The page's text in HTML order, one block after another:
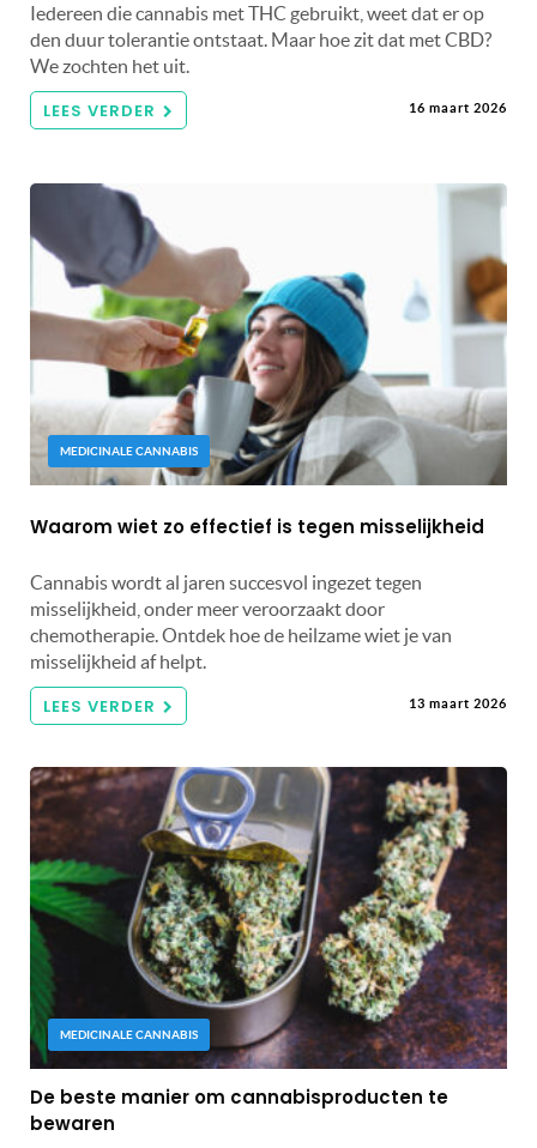
Iedereen die cannabis met THC gebruikt, weet dat er op
den duur tolerantie ontstaat. Maar hoe zit dat met CBD?
We zochten het uit.
LEES VERDER 16 maart 2026
MEDICINALE CANNABIS
Waarom wiet zo effectief is tegen misselijkheid
Cannabis wordt al jaren succesvol ingezet tegen
misselijkheid, onder meer veroorzaakt door
chemotherapie. Ontdek hoe de heilzame wiet je van
misselijkheid af helpt.
LEES VERDER 13 maart 2026
MEDICINALE CANNABIS
De beste manier om cannabisproducten te
bewaren